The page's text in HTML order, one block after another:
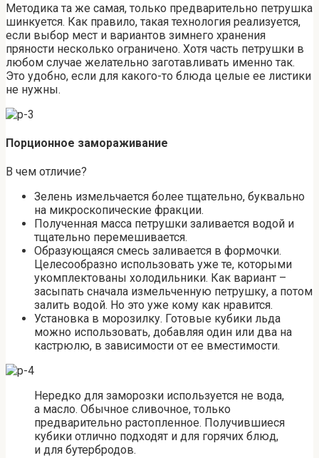
Методика та же самая, только предварительно петрушка
шинкуется. Как правило, такая технология реализуется,
если выбор мест и вариантов зимнего хранения
пряности несколько ограничено. Хотя часть петрушки в
любом случае желательно заготавливать именно так.
Это удобно, если для какого-то блюда целые ее листики
не нужны.
Порционное замораживание
В чем отличие?
Зелень измельчается более тщательно, буквально
на микроскопические фракции.
Полученная масса петрушки заливается водой и
тщательно перемешивается.
Образующаяся смесь заливается в формочки.
Целесообразно использовать уже те, которыми
укомплектованы холодильники. Как вариант –
засыпать сначала измельченную петрушку, а потом
залить водой. Но это уже кому как нравится.
Установка в морозилку. Готовые кубики льда
можно использовать, добавляя один или два на
кастрюлю, в зависимости от ее вместимости.
Нередко для заморозки используется не вода,
а масло. Обычное сливочное, только
предварительно растопленное. Получившиеся
кубики отлично подходят и для горячих блюд,
и для бутербродов.